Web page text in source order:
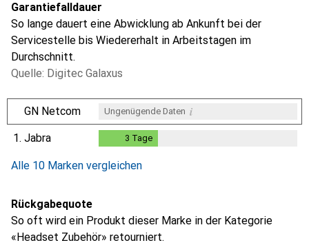
Garantiefalldauer
So lange dauert eine Abwicklung ab Ankunft bei der
Servicestelle bis Wiedererhalt in Arbeitstagen im
Durchschnitt.
Quelle: Digitec Galaxus
GN Netcom Ungenügende Daten i
1. Jabra 3 Tage
Alle 10 Marken vergleichen
Rückgabequote
So oft wird ein Produkt dieser Marke in der Kategorie
«Headset Zubehör» retourniert.